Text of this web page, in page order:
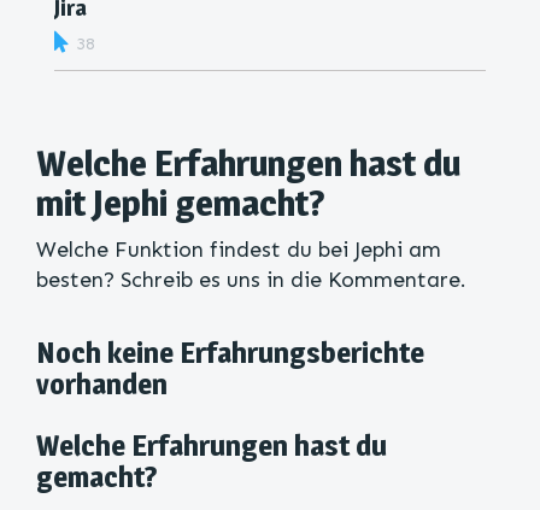
Jira
38
Welche Erfahrungen hast du
mit Jephi gemacht?
Welche Funktion findest du bei Jephi am
besten? Schreib es uns in die Kommentare.
Noch keine Erfahrungsberichte
vorhanden
Welche Erfahrungen hast du
gemacht?